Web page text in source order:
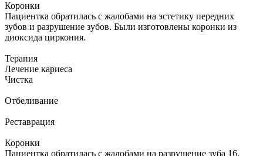
Коронки
Пациентка обратилась с жалобами на эстетику передних
зубов и разрушение зубов. Были изготовлены коронки из
диоксида циркония.
Терапия
Лечение кариеса
Чистка
Отбеливание
Реставрация
Коронки
Пациентка обратилась с жалобами на разрушение зуба 16.